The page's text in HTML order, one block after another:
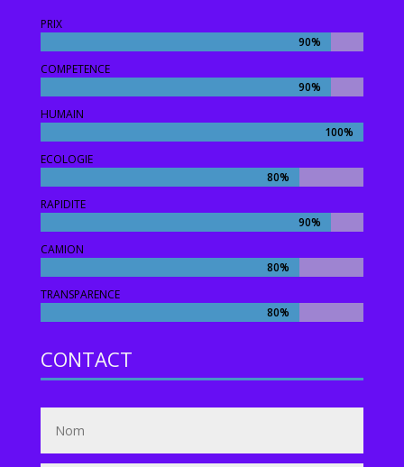
PRIX
90%
90%
COMPETENCE
90%
90%
HUMAIN
100%
100%
ECOLOGIE
80%
80%
RAPIDITE
90%
90%
CAMION
80%
80%
TRANSPARENCE
80%
80%
CONTACT